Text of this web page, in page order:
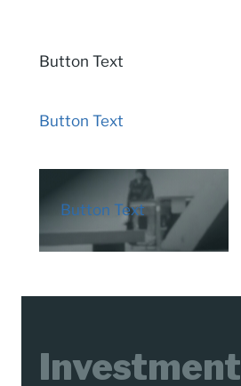
Button Text
Button Text
Button Text
Investment